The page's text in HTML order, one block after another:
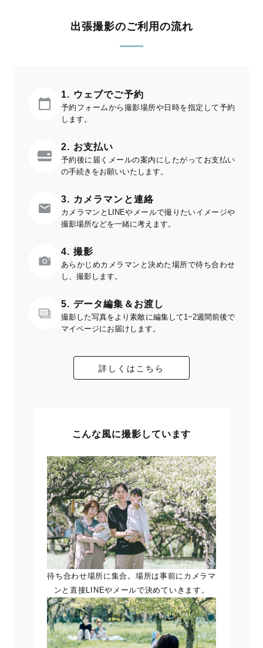
出張撮影のご利用の流れ
1. ウェブでご予約
予約フォームから撮影場所や日時を指定して予約
します。
2. お支払い
予約後に届くメールの案内にしたがってお支払い
の手続きをお願いいたします。
3. カメラマンと連絡
カメラマンとLINEやメールで撮りたいイメージや
撮影場所などを一緒に考えます。
4. 撮影
あらかじめカメラマンと決めた場所で待ち合わせ
し、撮影します。
5. データ編集＆お渡し
撮影した写真をより素敵に編集して1~2週間前後で
マイページにお届けします。
詳しくはこちら
こんな風に撮影しています
待ち合わせ場所に集合。場所は事前にカメラマ
ンと直接LINEやメールで決めていきます。